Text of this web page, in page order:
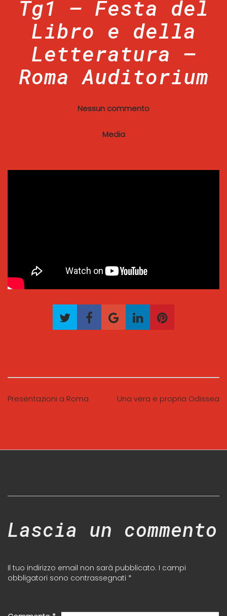
Tg1 – Festa del
Libro e della
Letteratura –
Roma Auditorium
Nessun commento
Media
Presentazioni a Roma Una vera e propria Odissea
Lascia un commento
Il tuo indirizzo email non sarà pubblicato. I campi
obbligatori sono contrassegnati *